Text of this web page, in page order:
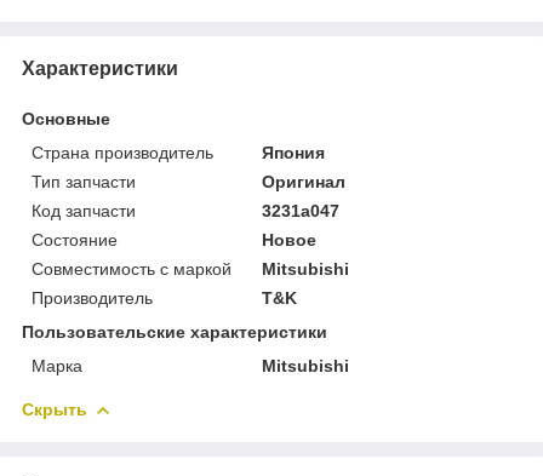
Характеристики
Основные
Страна производитель
Япония
Тип запчасти
Оригинал
Код запчасти
3231a047
Состояние
Новое
Совместимость с маркой
Mitsubishi
Производитель
T&K
Пользовательские характеристики
Марка
Mitsubishi
Скрыть